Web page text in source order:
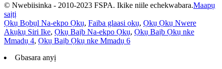
© Nwebiisinka - 2010-2023 FSPA. Ikike niile echekwabara.Maapụ
saịtị
Ọkụ Bọbụl Na-ekpo Ọkụ, Faiba glaasi ọkụ, Ọkụ Ọkụ Nwere
Akụkụ Siri Ike, Ọkụ Baịb Na-ekpo Ọkụ, Ọkụ Baịb Ọkụ nke
Mmadụ 4, Ọkụ Baịb Ọkụ nke Mmadụ 6
Gbasara anyị